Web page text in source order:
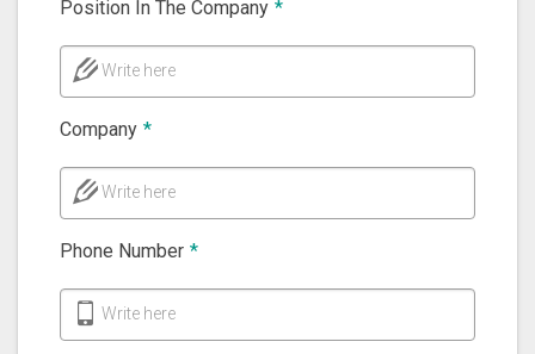
Position In The Company *
Write here
Company *
Write here
Phone Number *
Write here